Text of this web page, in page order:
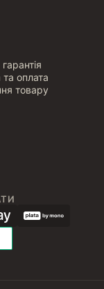
оплата
товару